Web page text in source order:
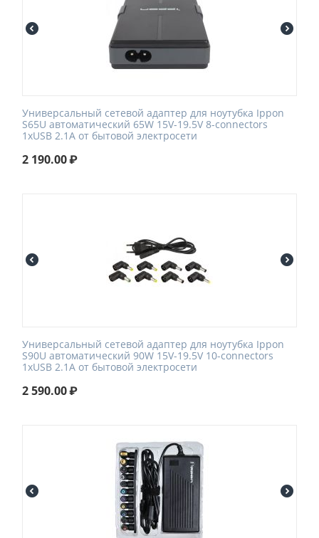
Универсальный сетевой адаптер для ноутубка Ippon
S65U автоматический 65W 15V-19.5V 8-connectors
1xUSB 2.1A от бытовой электросети
2 190.00₽
Универсальный сетевой адаптер для ноутубка Ippon
S90U автоматический 90W 15V-19.5V 10-connectors
1xUSB 2.1A от бытовой электросети
2 590.00₽